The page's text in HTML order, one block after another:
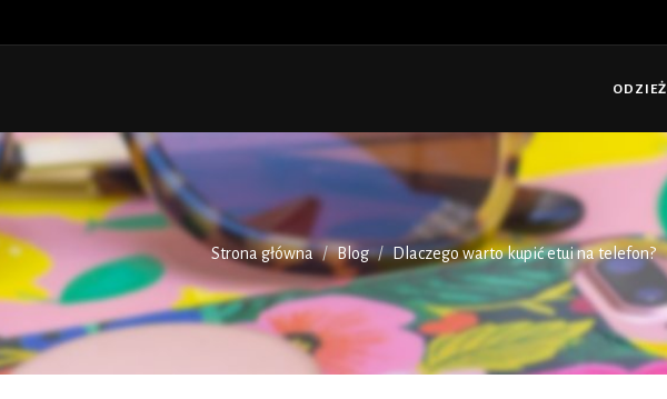
ODZIEŻ
Strona główna Blog Dlaczego warto kupić etui na telefon?